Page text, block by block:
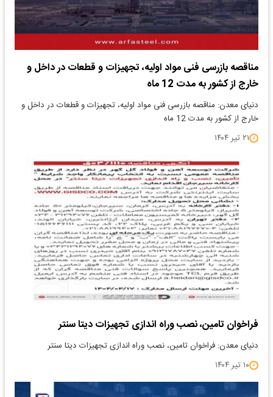
مناقصه بازرسی فنی مواد اولیه، تجهیزات و قطعات در داخل و
خارج از کشور به مدت 12 ماه
دنیای معدن: مناقصه بازرسی فنی مواد اولیه، تجهیزات و قطعات در داخل و
خارج از کشور به مدت 12 ماه
۲۱ تیر ۱۴۰۴
فراخوان تامین، نصب وراه اندازی تجهیزات دیتا سنتر
دنیای معدن: فراخوان تامین، نصب وراه اندازی تجهیزات دیتا سنتر
۱۰ تیر ۱۴۰۴